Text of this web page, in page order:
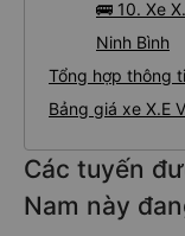
🚌 10. Xe
Ninh Bình
Tổng hợp thông
Bảng giá xe X.E
Các tuyến
Nam này